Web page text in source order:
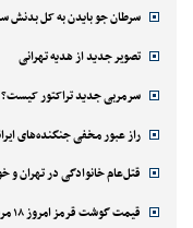
سرطان جو بایدن به کل بدنش
تصویر جدید از هدیه تهرانی
سرمربی جدید تراکتور کیست؟
راز عبور مخفی جنگنده‌های
قتل‌‌عام خانوادگی در تهران و
قیمت گوشت قرمز امروز ۱۸ مرداد ۱۴۰۵